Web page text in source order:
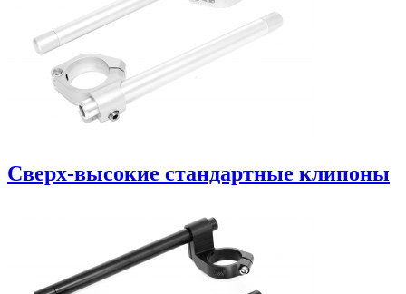
Сверх-высокие стандартные клипоны